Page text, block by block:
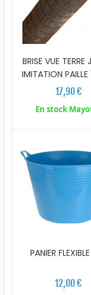
BRISE VUE TERRE
IMITATION PAILLE
17,90 €
En stock
PANIER
12,00 €